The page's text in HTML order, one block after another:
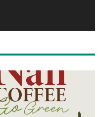
เหนือ ห่วงคนที่บ้านเกิด
มอัปสร #น้ำท่วมเหนือ #น่าน
อดผ้าป่าสามัคคี ณ มูลนิธิ
านใหญ่ท่าวังผา) ปี 68